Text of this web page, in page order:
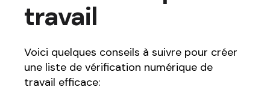
travail
Voici quelques conseils à suivre pour créer
une liste de vérification numérique de
travail efficace: